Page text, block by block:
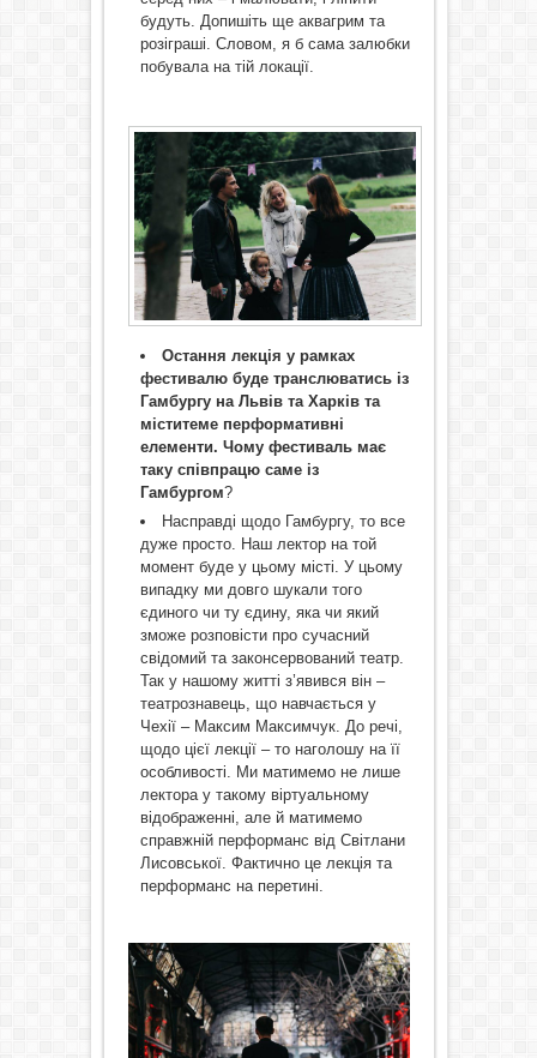
будуть. Допишіть ще аквагрим та
розіграші. Словом, я б сама залюбки
побувала на тій локації.
Остання лекція у рамках
фестивалю буде транслюватись із
Гамбургу на Львів та Харків та
міститеме перформативні
елементи. Чому фестиваль має
таку співпрацю саме із
Гамбургом?
Насправді щодо Гамбургу, то все
дуже просто. Наш лектор на той
момент буде у цьому місті. У цьому
випадку ми довго шукали того
єдиного чи ту єдину, яка чи який
зможе розповісти про сучасний
свідомий та законсервований театр.
Так у нашому житті з’явився він –
театрознавець, що навчається у
Чехії – Максим Максимчук. До речі,
щодо цієї лекції – то наголошу на її
особливості. Ми матимемо не лише
лектора у такому віртуальному
відображенні, але й матимемо
справжній перформанс від Світлани
Лисовської. Фактично це лекція та
перформанс на перетині.